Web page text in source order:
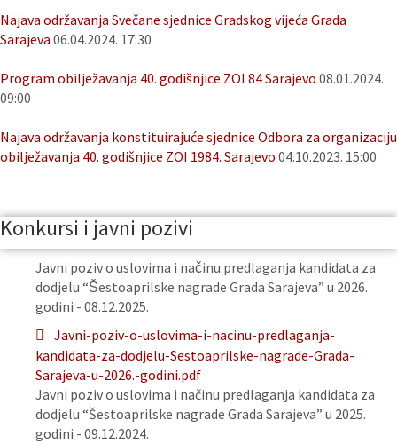
Najava održavanja Svečane sjednice Gradskog vijeća Grada
Sarajeva 06.04.2024. 17:30
Program obilježavanja 40. godišnjice ZOI 84 Sarajevo 08.01.2024.
09:00
Najava održavanja konstituirajuće sjednice Odbora za organizaciju
obilježavanja 40. godišnjice ZOI 1984. Sarajevo 04.10.2023. 15:00
Konkursi i javni pozivi
Javni poziv o uslovima i načinu predlaganja kandidata za
dodjelu “Šestoaprilske nagrade Grada Sarajeva” u 2026.
godini - 08.12.2025.
Javni-poziv-o-uslovima-i-nacinu-predlaganja-
kandidata-za-dodjelu-Sestoaprilske-nagrade-Grada-
Sarajeva-u-2026.-godini.pdf
Javni poziv o uslovima i načinu predlaganja kandidata za
dodjelu “Šestoaprilske nagrade Grada Sarajeva” u 2025.
godini - 09.12.2024.